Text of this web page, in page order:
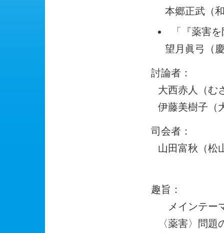
本郷正武（
「『薬害
望月眞弓（
討論者：
大西赤人（む
伊藤美樹子（
司会者：
山田富秋（松
趣旨：
メインテー
〈薬害〉問